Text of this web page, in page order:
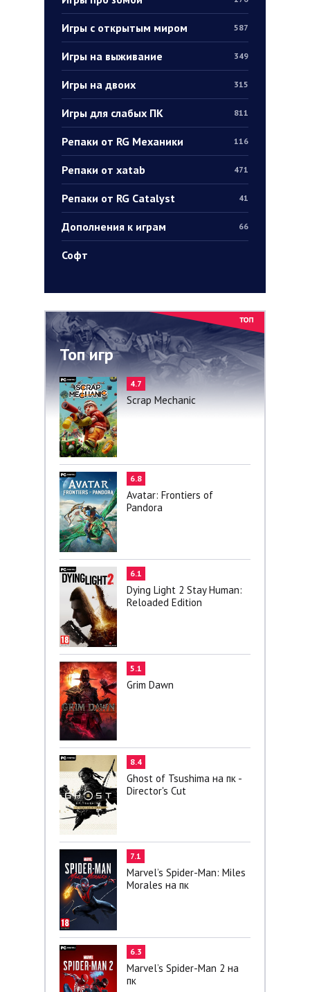
Игры с открытым миром 587
Игры на выживание 349
Игры на двоих 315
Игры для слабых ПК 811
Репаки от RG Механики 116
Репаки от xatab 471
Репаки от RG Catalyst 41
Дополнения к играм 66
Софт
Топ игр
4.7
Scrap Mechanic
6.8
Avatar: Frontiers of
Pandora
6.1
Dying Light 2 Stay Human:
Reloaded Edition
5.1
Grim Dawn
8.4
Ghost of Tsushima на пк -
Director's Cut
7.1
Marvel’s Spider-Man: Miles
Morales на пк
6.3
Marvel’s Spider-Man 2 на
пк